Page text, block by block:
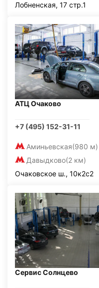
Лобненская, 17 стр.1
АТЦ Очаково
+7 (495) 152-31-11
Аминьевская(980 м)
Давыдково(2 км)
Очаковское ш., 10к2с2
Сервис Солнцево